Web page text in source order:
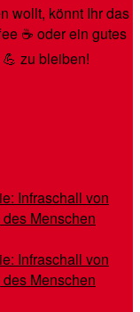
wollt, könnt Ihr das
☕️ oder ein gutes
zu bleiben!
Infraschall von
Menschen
Infraschall von
Menschen